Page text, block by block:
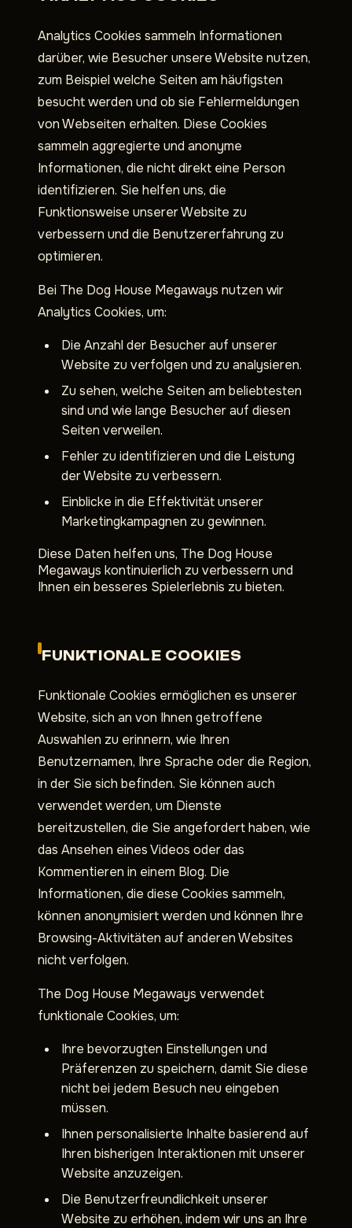
Analytics Cookies sammeln Informationen
darüber, wie Besucher unsere Website nutzen,
zum Beispiel welche Seiten am häufigsten
besucht werden und ob sie Fehlermeldungen
von Webseiten erhalten. Diese Cookies
sammeln aggregierte und anonyme
Informationen, die nicht direkt eine Person
identifizieren. Sie helfen uns, die
Funktionsweise unserer Website zu
verbessern und die Benutzererfahrung zu
optimieren.
Bei The Dog House Megaways nutzen wir
Analytics Cookies, um:
Die Anzahl der Besucher auf unserer
Website zu verfolgen und zu analysieren.
Zu sehen, welche Seiten am beliebtesten
sind und wie lange Besucher auf diesen
Seiten verweilen.
Fehler zu identifizieren und die Leistung
der Website zu verbessern.
Einblicke in die Effektivität unserer
Marketingkampagnen zu gewinnen.
Diese Daten helfen uns, The Dog House
Megaways kontinuierlich zu verbessern und
Ihnen ein besseres Spielerlebnis zu bieten.
FUNKTIONALE COOKIES
Funktionale Cookies ermöglichen es unserer
Website, sich an von Ihnen getroffene
Auswahlen zu erinnern, wie Ihren
Benutzernamen, Ihre Sprache oder die Region,
in der Sie sich befinden. Sie können auch
verwendet werden, um Dienste
bereitzustellen, die Sie angefordert haben, wie
das Ansehen eines Videos oder das
Kommentieren in einem Blog. Die
Informationen, die diese Cookies sammeln,
können anonymisiert werden und können Ihre
Browsing-Aktivitäten auf anderen Websites
nicht verfolgen.
The Dog House Megaways verwendet
funktionale Cookies, um:
Ihre bevorzugten Einstellungen und
Präferenzen zu speichern, damit Sie diese
nicht bei jedem Besuch neu eingeben
müssen.
Ihnen personalisierte Inhalte basierend auf
Ihren bisherigen Interaktionen mit unserer
Website anzuzeigen.
Die Benutzerfreundlichkeit unserer
Website zu erhöhen, indem wir uns an Ihre